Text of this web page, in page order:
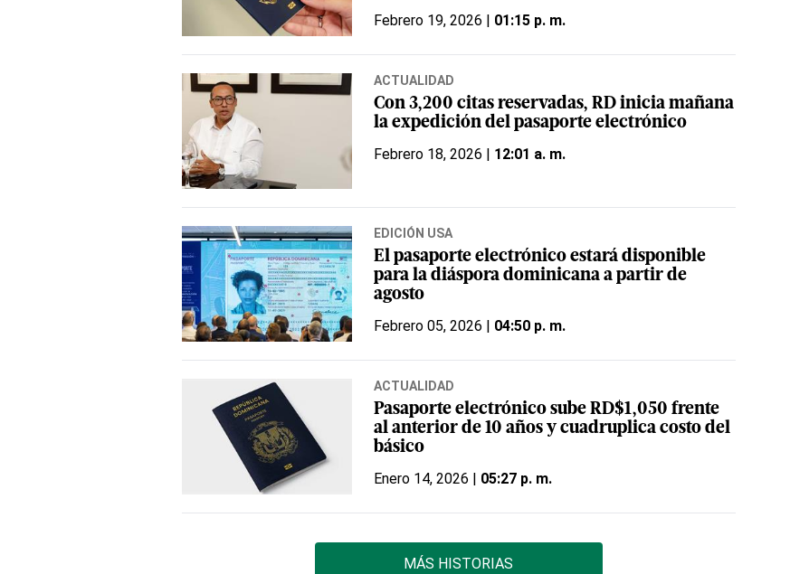
Febrero 19, 2026 | 01:15 p. m.
ACTUALIDAD
Con 3,200 citas reservadas, RD inicia mañana
la expedición del pasaporte electrónico
Febrero 18, 2026 | 12:01 a. m.
EDICIÓN USA
El pasaporte electrónico estará disponible
para la diáspora dominicana a partir de
agosto
Febrero 05, 2026 | 04:50 p. m.
ACTUALIDAD
Pasaporte electrónico sube RD$1,050 frente
al anterior de 10 años y cuadruplica costo del
básico
Enero 14, 2026 | 05:27 p. m.
MÁS HISTORIAS